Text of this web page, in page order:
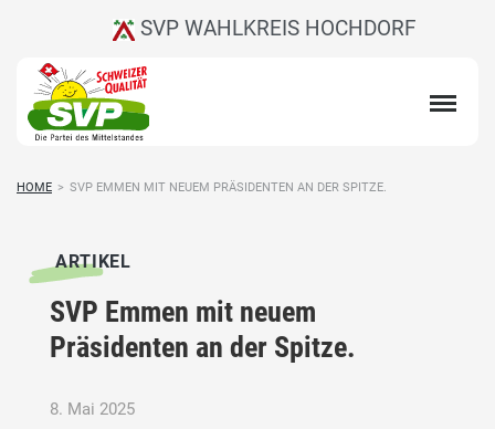
SVP WAHLKREIS HOCHDORF
HOME > SVP EMMEN MIT NEUEM PRÄSIDENTEN AN DER SPITZE.
ARTIKEL
SVP Emmen mit neuem
Präsidenten an der Spitze.
8. Mai 2025